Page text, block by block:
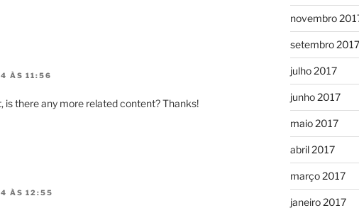
ÀS 11:56
is there any more related content? Thanks!
ÀS 12:55
novembro
setembro 2017
julho 2017
junho 2017
maio 2017
abril 2017
março 2017
janeiro 2017